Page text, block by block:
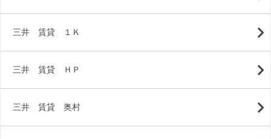
三井 賃貸 １Ｋ
三井 賃貸 ＨＰ
三井 賃貸 奥村